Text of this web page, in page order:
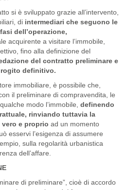
si è sviluppato grazie all’intervento,
di intermediari che seguono le
dell’operazione,
acquirente a visitare l’immobile,
fino alla definizione del
del contratto preliminare e
definitivo.
immobiliare, è possibile che,
il preliminare di compravendita, le
modo l’immobile, definendo
rinviando tuttavia la
vero e proprio ad un momento
esservi l’esigenza di assumere
sulla regolarità urbanistica
dell’affare.
di preliminare”, cioè di accordo